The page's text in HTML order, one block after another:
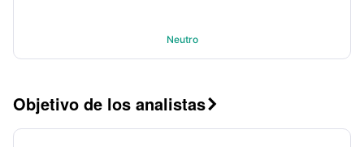
Neutro
Objetivo de los analistas